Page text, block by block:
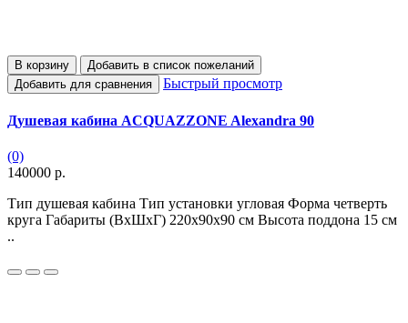
В корзину
Добавить в список пожеланий
Добавить для сравнения
Быстрый просмотр
Душевая кабина ACQUAZZONE Alexandra 90
(0)
140000 р.
Тип душевая кабина Тип установки угловая Форма четверть
круга Габариты (ВхШхГ) 220х90х90 см Высота поддона 15 см
..